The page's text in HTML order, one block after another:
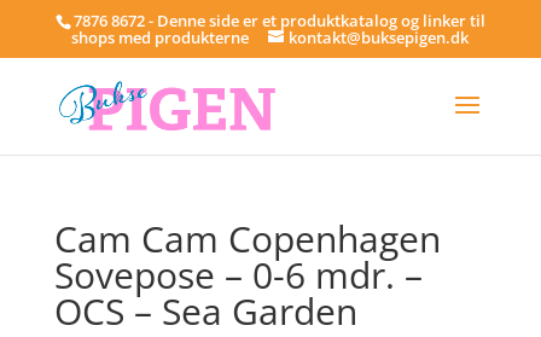
7876 8672 - Denne side er et produktkatalog og linker til
shops med produkterne kontakt@buksepigen.dk
Cam Cam Copenhagen
Sovepose – 0-6 mdr. –
OCS – Sea Garden